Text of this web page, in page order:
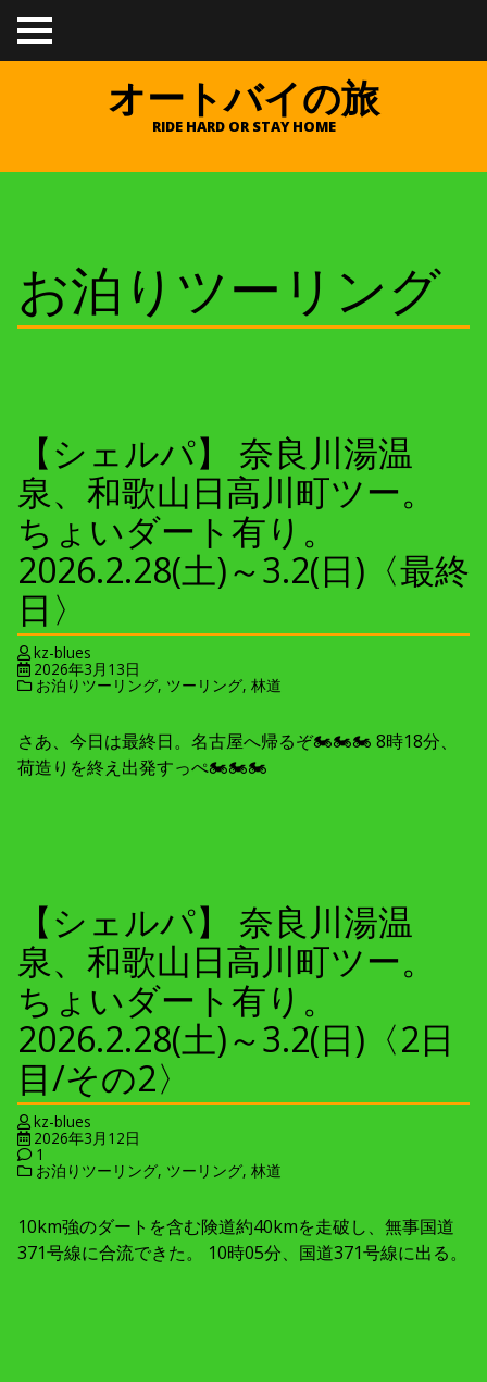
TO
GGL
オートバイの旅
RIDE HARD OR STAY HOME
お泊りツーリング
【シェルパ】 奈良川湯温
泉、和歌山日高川町ツー。
ちょいダート有り。
2026.2.28(土)～3.2(日)〈最終
日〉
kz-blues
2026年3月13日
お泊りツーリング, ツーリング,林道
さあ、今日は最終日。名古屋へ帰るぞ🏍🏍🏍 8時18分、
荷造りを終え出発すっぺ🏍🏍🏍
【シェルパ】 奈良川湯温
泉、和歌山日高川町ツー。
ちょいダート有り。
2026.2.28(土)～3.2(日)〈2日
目/その2〉
kz-blues
2026年3月12日
1
お泊りツーリング, ツーリング,林道
10km強のダートを含む険道約40kmを走破し、無事国道
371号線に合流できた。 10時05分、国道371号線に出る。